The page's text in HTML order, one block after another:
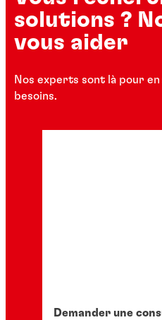
solutions ?
vous aider
Nos experts sont là pour
besoins.
Demander une